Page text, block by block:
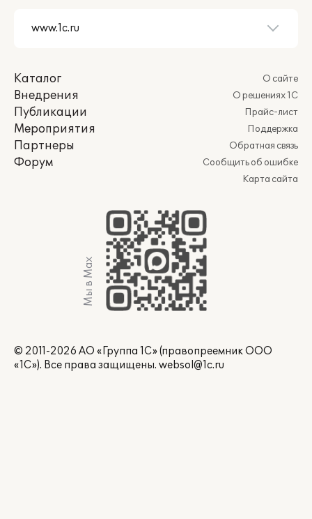
Каталог
Внедрения
Публикации
Мероприятия
Партнеры
Форум
О сайте
О решениях 1С
Прайс-лист
Поддержка
Обратная связь
Сообщить об ошибке
Карта сайта
Мы в Max
© 2011-2026 АО «Группа 1С» (правопреемник ООО
«1С»). Все права защищены. websol@1c.ru